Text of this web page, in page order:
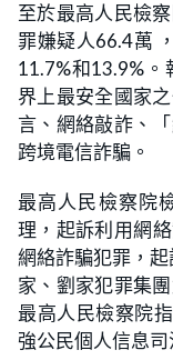
至於最高人民檢
罪嫌疑人66.4萬
11.7%和13.9%
界上最安全國家
言、網絡敲詐、
跨境電信詐騙。
最高人民檢察院
理，起訴利用網
網絡詐騙犯罪，
家、劉家犯罪集
最高人民檢察院
強公民個人信息司